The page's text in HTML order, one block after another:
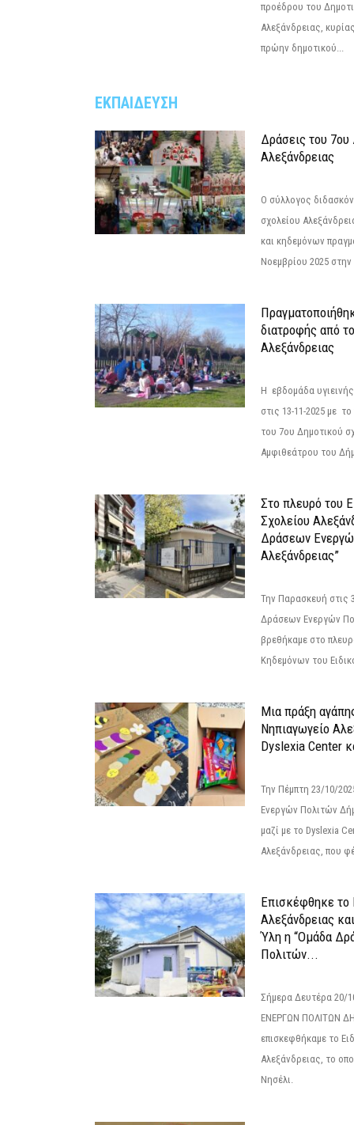
προέδρου του
Αλεξάνδρειας,
πρώην δημοτικού...
ΕΚΠΑΙΔΕΥΣΗ
Δράσεις του 7ου
Αλεξάνδρειας
Ο σύλλογος
σχολείου
και κηδεμόνων
Νοεμβρίου 2025
διατροφής από
Αλεξάνδρειας
Η εβδομάδα
στις 13-11-2025 με
του 7ου Δημοτικού
Αμφιθεάτρου του
Στο πλευρό του
Σχολείου
Δράσεων
Αλεξάνδρειας”
Την Παρασκευή
Δράσεων Ενεργών
βρεθήκαμε στο
Κηδεμόνων του
Μια πράξη
Νηπιαγωγείο
Dyslexia Center
Την Πέμπτη 23/10/
Ενεργών Πολιτών
μαζί με το Dyslexia
Αλεξάνδρειας, που
Επισκέφθηκε το
Αλεξάνδρειας
Ύλη η “Ομάδα
Πολιτών...
Σήμερα Δευτέρα
ΕΝΕΡΓΩΝ ΠΟΛΙΤΩΝ
επισκεφθήκαμε το
Αλεξάνδρειας, το
Νησέλι.